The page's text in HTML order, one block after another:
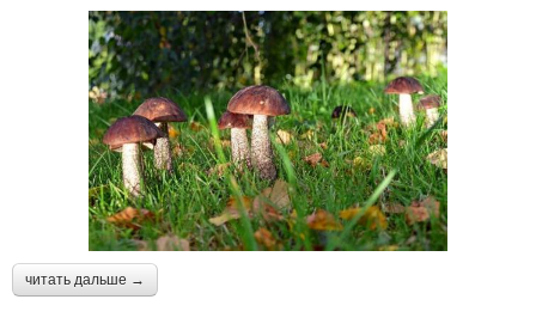
читать дальше →